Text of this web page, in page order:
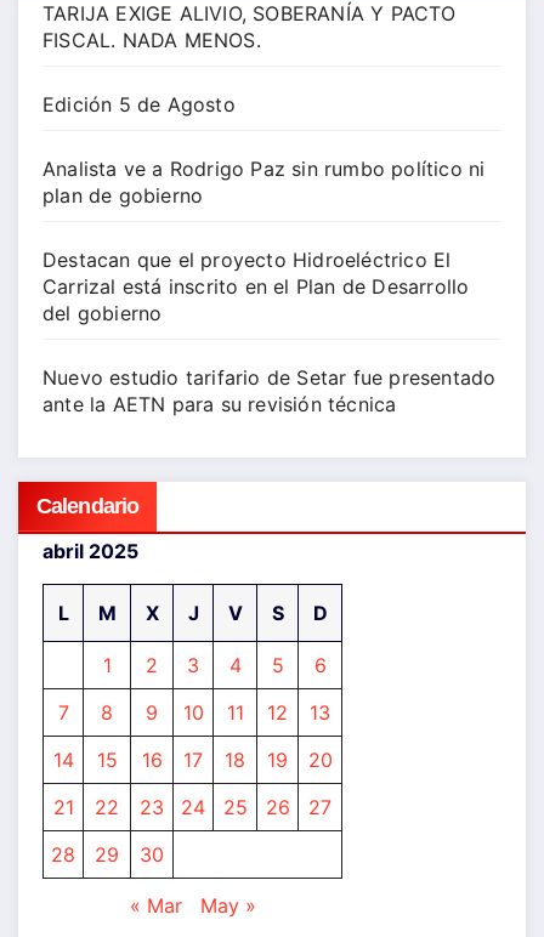
TARIJA EXIGE ALIVIO, SOBERANÍA Y PACTO
FISCAL. NADA MENOS.
Edición 5 de Agosto
Analista ve a Rodrigo Paz sin rumbo político ni
plan de gobierno
Destacan que el proyecto Hidroeléctrico El
Carrizal está inscrito en el Plan de Desarrollo
del gobierno
Nuevo estudio tarifario de Setar fue presentado
ante la AETN para su revisión técnica
Calendario
abril 2025
L M X J V S D
1 2 3 4 5
6
7
8 9 10 11 12
13
14
15 16 17 18 19
20
21
22 23 24 25 26
27
28
29 30
« Mar May »